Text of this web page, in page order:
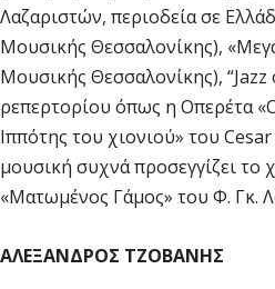
Λαζαριστών, περιοδεία σε
Μουσικής Θεσσαλονίκης),
Μουσικής Θεσσαλονίκης),
ρεπερτορίου όπως η Οπερέτα
Ιππότης του χιονιού» του
μουσική συχνά προσεγγίζει το
«Ματωμένος Γάμος» του Φ. Γκ.
ΑΛΕΞΑΝΔΡΟΣ ΤΖΟΒΑΝΗΣ